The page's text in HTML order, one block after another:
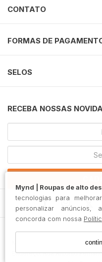
Mynd | Roupas de alto
tecnologias para
personalizar anúncios,
concorda com nossa
CONTATO
FORMAS DE
SELOS
RECEBA NOSSAS
Mossa Ind. Com. Imp. e
Endereço: Rua Antônio